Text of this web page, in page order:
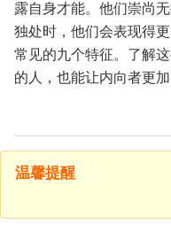
露自身才能。他们崇尚
独处时，他们会表现得更
常见的九个特征。了解
的人，也能让内向者更加
温馨提醒